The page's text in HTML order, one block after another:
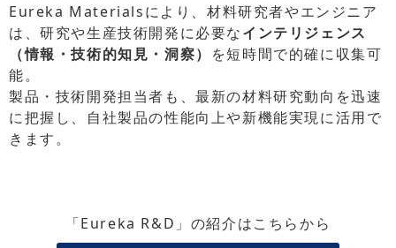
Eureka Materialsにより、材料研究者やエンジニア
は、研究や生産技術開発に必要なインテリジェンス
（情報・技術的知見・洞察） を短時間で的確に収集可
能。
製品・技術開発担当者も、最新の材料研究動向を迅速
に把握し、自社製品の性能向上や新機能実現に活用で
きます。
「Eureka R&D」の紹介はこちらから